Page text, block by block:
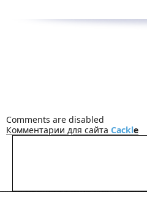
Comments are disabled
Комментарии для сайта Cackle